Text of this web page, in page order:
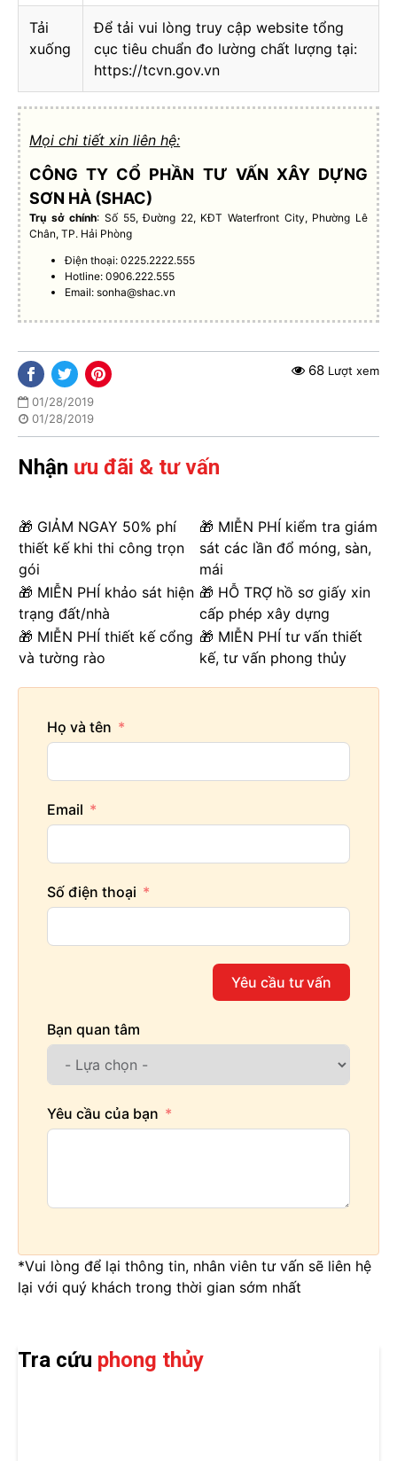
Tải
xuống
Để tải vui lòng truy cập website tổng
cục tiêu chuẩn đo lường chất lượng tại:
https://tcvn.gov.vn
Mọi chi tiết xin liên hệ:
CÔNG TY CỔ PHẦN TƯ VẤN XÂY DỰNG
SƠN HÀ (SHAC)
Trụ sở chính: Số 55, Đường 22, KĐT Waterfront City, Phường Lê
Chân, TP. Hải Phòng
Điện thoại: 0225.2222.555
Hotline: 0906.222.555
Email:sonha@shac.vn
01/28/2019
01/28/2019
68 Lượt xem
Nhận ưu đãi & tư vấn
🎁 GIẢM NGAY 50% phí
thiết kế khi thi công trọn
gói
🎁 MIỄN PHÍ kiểm tra giám
sát các lần đổ móng, sàn,
mái
🎁 MIỄN PHÍ khảo sát hiện
trạng đất/nhà
🎁 HỖ TRỢ hồ sơ giấy xin
cấp phép xây dựng
🎁 MIỄN PHÍ thiết kế cổng
và tường rào
🎁 MIỄN PHÍ tư vấn thiết
kế, tư vấn phong thủy
Họ và tên
Email
Số điện thoại
Yêu cầu tư vấn
Bạn quan tâm
Yêu cầu của bạn
*Vui lòng để lại thông tin, nhân viên tư vấn sẽ liên hệ
lại với quý khách trong thời gian sớm nhất
Tra cứu phong thủy